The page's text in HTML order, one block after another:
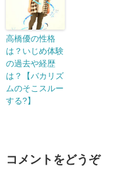
高橋優の性格
は？いじめ体験
の過去や経歴
は？【バカリズ
ムのそこスルー
する?】
コメントをどうぞ